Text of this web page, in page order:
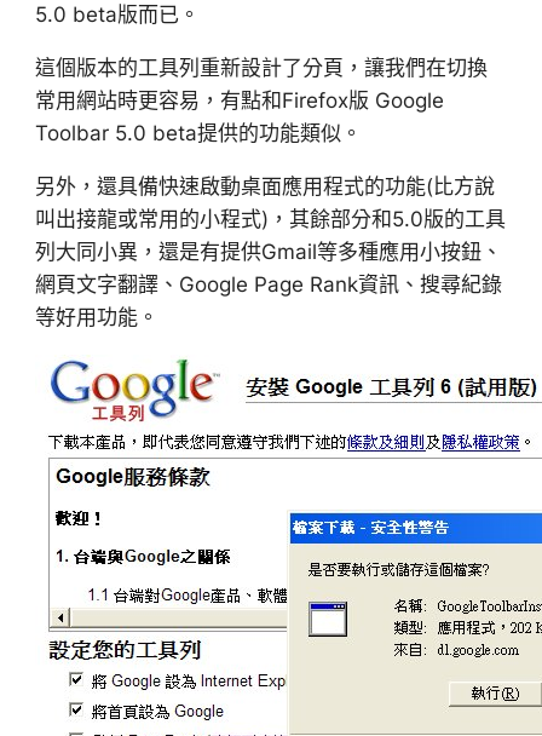
5.0 beta版而已。
這個版本的工具列重新設計了分頁，讓我們在切換
常用網站時更容易，有點和Firefox版 Google
Toolbar 5.0 beta提供的功能類似。
另外，還具備快速啟動桌面應用程式的功能(比方說
叫出接龍或常用的小程式)，其餘部分和5.0版的工具
列大同小異，還是有提供Gmail等多種應用小按鈕、
網頁文字翻譯、Google Page Rank資訊、搜尋紀錄
等好用功能。